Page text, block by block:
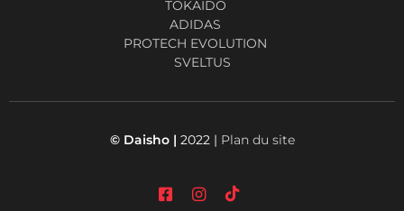
TOKAIDO
ADIDAS
PROTECH EVOLUTION
SVELTUS
© Daisho | 2022 | Plan du site